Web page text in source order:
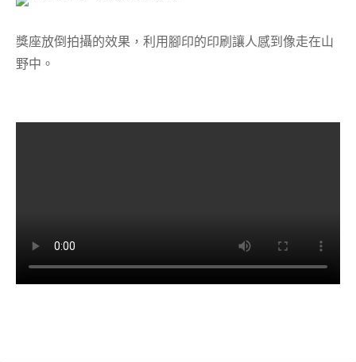
獎座放倒拍攝的效果，利用腳印的印刷讓人感到像走在山
野中。